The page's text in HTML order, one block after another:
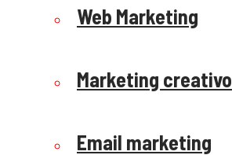
Web Marketing
Marketing creativo
Email marketing